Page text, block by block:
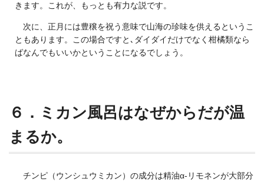
きます。これが、もっとも有力な説です。
次に、正月には豊穣を祝う意味で山海の珍味を供えるというこ
ともあります。この場合ですと､ダイダイだけでなく柑橘類なら
ばなんでもいいかということになるでしょう。
６．ミカン風呂はなぜからだが温
まるか。
チンピ（ウンシュウミカン）の成分は精油α-リモネンが大部分